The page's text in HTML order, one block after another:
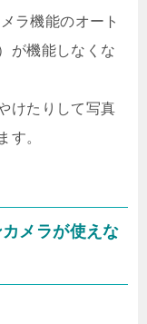
ラ機能のオート
が機能しなくな
けたりして写真
す。
メラが使えな